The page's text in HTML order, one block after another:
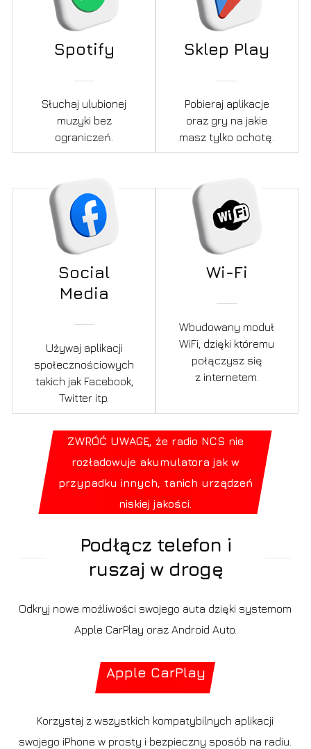
Spotify
Słuchaj ulubionej
muzyki bez
ograniczeń.
Sklep Play
Pobieraj aplikacje
oraz gry na jakie
masz tylko ochotę.
Social
Media
Używaj aplikacji
społecznościowych
takich jak Facebook,
Twitter itp.
Wi-Fi
Wbudowany moduł
WiFi, dzięki któremu
połączysz się
z internetem.
ZWRÓĆ UWAGĘ, że radio NCS nie
rozładowuje akumulatora jak w
przypadku innych, tanich urządzeń
niskiej jakości.
Podłącz telefon i
ruszaj w drogę
Odkryj nowe możliwości swojego auta dzięki systemom
Apple CarPlay oraz Android Auto.
Apple CarPlay
Korzystaj z wszystkich kompatybilnych aplikacji
swojego iPhone w prosty i bezpieczny sposób na radiu.